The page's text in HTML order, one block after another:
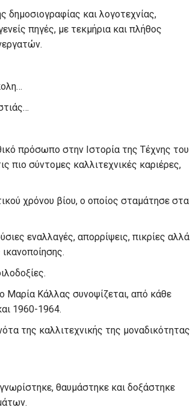
δημοσιογραφίας και λογοτεχνίας,
πηγές, με τεκμήρια και πλήθος
πρόσωπο στην Ιστορία της Τέχνης του
πιο σύντομες καλλιτεχνικές καριέρες,
χρόνου βίου, ο οποίος σταμάτησε στα
εναλλαγές, απορρίψεις, πικρίες αλλά
Μαρία Κάλλας συνοψίζεται, από κάθε
1960-1964.
της καλλιτεχνικής της μοναδικότητας
θαυμάστηκε και δοξάστηκε